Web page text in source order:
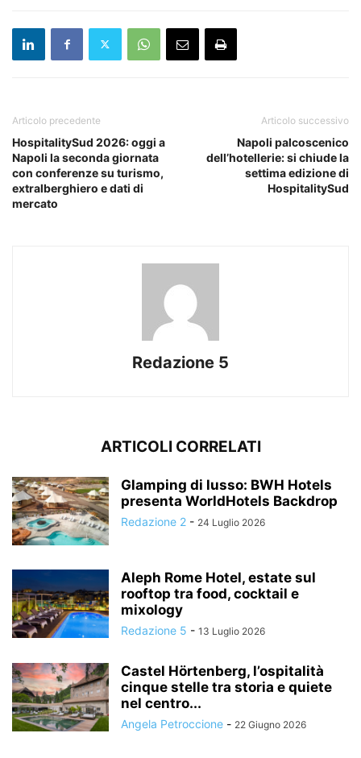
Articolo precedente
HospitalitySud 2026: oggi a
Napoli la seconda giornata
con conferenze su turismo,
extralberghiero e dati di
mercato
Articolo successivo
Napoli palcoscenico
dell’hotellerie: si chiude la
settima edizione di
HospitalitySud
Redazione 5
ARTICOLI CORRELATI
Glamping di lusso: BWH Hotels
presenta WorldHotels Backdrop
Redazione 2 - 24 Luglio 2026
Aleph Rome Hotel, estate sul
rooftop tra food, cocktail e
mixology
Redazione 5 - 13 Luglio 2026
Castel Hörtenberg, l’ospitalità
cinque stelle tra storia e quiete
nel centro...
Angela Petroccione - 22 Giugno 2026